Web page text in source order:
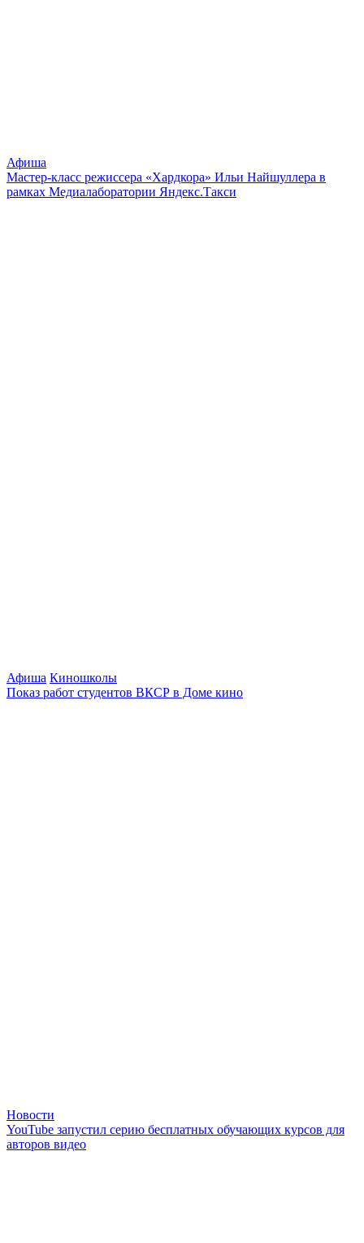
Афиша
Мастер-класс режиссера «Хардкора» Ильи Найшуллера в
рамках Медиалаборатории Яндекс.Такси
Афиша Киношколы
Показ работ студентов ВКСР в Доме кино
Новости
YouTube запустил серию бесплатных обучающих курсов для
авторов видео